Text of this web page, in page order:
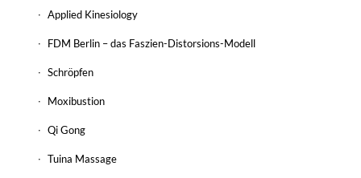
Applied Kinesiology
FDM Berlin – das Faszien-Distorsions-Modell
Schröpfen
Moxibustion
Qi Gong
Tuina Massage